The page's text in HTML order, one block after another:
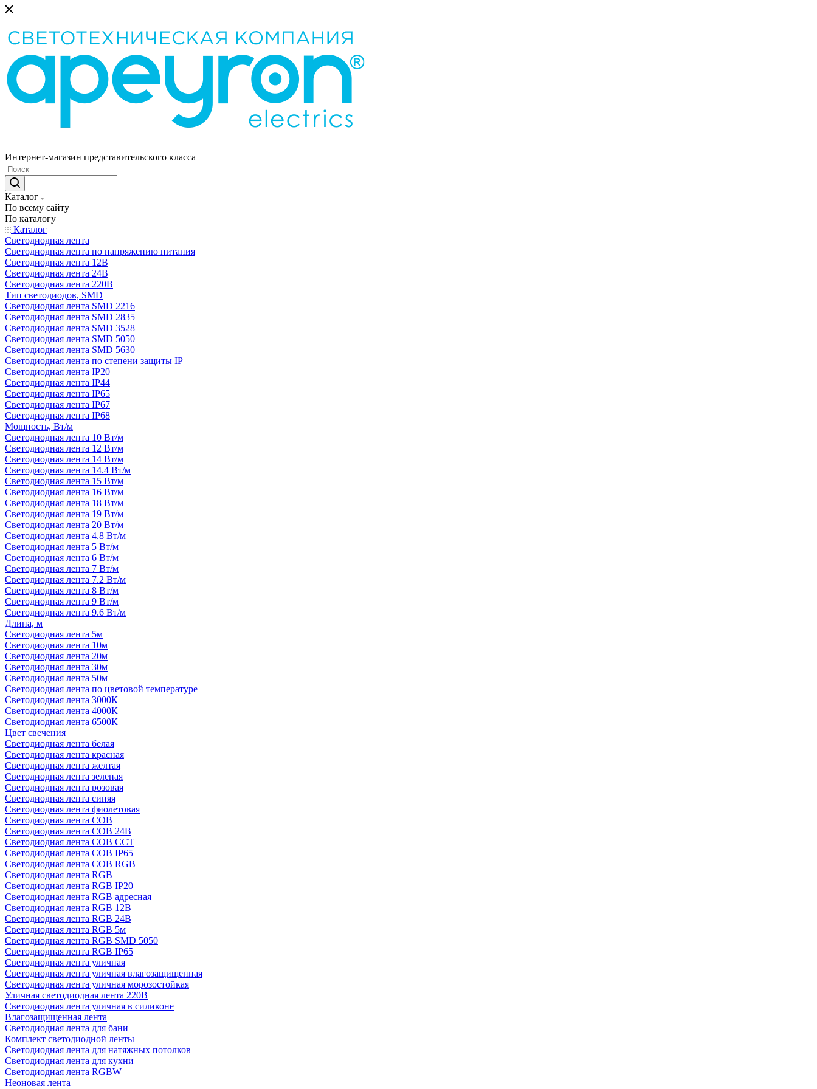
Интернет-магазин представительского класса
Каталог
По всему сайту
По каталогу
Каталог
Светодиодная лента
Светодиодная лента по напряжению питания
Светодиодная лента 12В
Светодиодная лента 24В
Светодиодная лента 220В
Тип светодиодов, SMD
Cветодиодная лента SMD 2216
Светодиодная лента SMD 2835
Светодиодная лента SMD 3528
Светодиодная лента SMD 5050
Светодиодная лента SMD 5630
Светодиодная лента по степени защиты IP
Светодиодная лента IP20
Светодиодная лента IP44
Светодиодная лента IP65
Светодиодная лента IP67
Светодиодная лента IP68
Мощность, Вт/м
Светодиодная лента 10 Вт/м
Светодиодная лента 12 Вт/м
Светодиодная лента 14 Вт/м
Светодиодная лента 14.4 Вт/м
Светодиодная лента 15 Вт/м
Светодиодная лента 16 Вт/м
Светодиодная лента 18 Вт/м
Светодиодная лента 19 Вт/м
Светодиодная лента 20 Вт/м
Светодиодная лента 4.8 Вт/м
Светодиодная лента 5 Вт/м
Светодиодная лента 6 Вт/м
Светодиодная лента 7 Вт/м
Светодиодная лента 7.2 Вт/м
Светодиодная лента 8 Вт/м
Светодиодная лента 9 Вт/м
Светодиодная лента 9.6 Вт/м
Длина, м
Светодиодная лента 5м
Светодиодная лента 10м
Светодиодная лента 20м
Светодиодная лента 30м
Светодиодная лента 50м
Светодиодная лента по цветовой температуре
Светодиодная лента 3000К
Светодиодная лента 4000К
Светодиодная лента 6500К
Цвет свечения
Светодиодная лента белая
Светодиодная лента красная
Светодиодная лента желтая
Светодиодная лента зеленая
Светодиодная лента розовая
Светодиодная лента синяя
Светодиодная лента фиолетовая
Светодиодная лента COB
Светодиодная лента COB 24В
Светодиодная лента COB CCT
Светодиодная лента COB IP65
Светодиодная лента COB RGB
Светодиодная лента RGB
Светодиодная лента RGB IP20
Светодиодная лента RGB адресная
Светодиодная лента RGB 12В
Светодиодная лента RGB 24В
Светодиодная лента RGB 5м
Светодиодная лента RGB SMD 5050
Светодиодная лента RGB IP65
Светодиодная лента уличная
Светодиодная лента уличная влагозащищенная
Светодиодная лента уличная морозостойкая
Уличная светодиодная лента 220В
Светодиодная лента уличная в силиконе
Влагозащищенная лента
Светодиодная лента для бани
Комплект светодиодной ленты
Светодиодная лента для натяжных потолков
Светодиодная лента для кухни
Светодиодная лента RGBW
Неоновая лента